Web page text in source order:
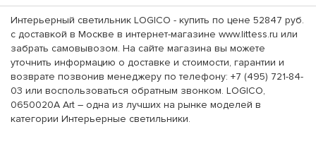
Интерьерный светильник LOGICO - купить по цене 52847 руб.
с доставкой в Москве в интернет-магазине www.littess.ru или
забрать самовывозом. На сайте магазина вы можете
уточнить информацию о доставке и стоимости, гарантии и
возврате позвонив менеджеру по телефону: +7 (495) 721-84-
03 или воспользоваться обратным звонком. LOGICO,
0650020A Art – одна из лучших на рынке моделей в
категории Интерьерные светильники.